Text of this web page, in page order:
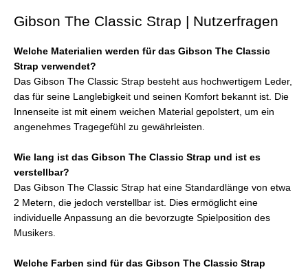
Gibson The Classic Strap | Nutzerfragen
Welche Materialien werden für das Gibson The Classic
Strap verwendet?
Das Gibson The Classic Strap besteht aus hochwertigem Leder,
das für seine Langlebigkeit und seinen Komfort bekannt ist. Die
Innenseite ist mit einem weichen Material gepolstert, um ein
angenehmes Tragegefühl zu gewährleisten.
Wie lang ist das Gibson The Classic Strap und ist es
verstellbar?
Das Gibson The Classic Strap hat eine Standardlänge von etwa
2 Metern, die jedoch verstellbar ist. Dies ermöglicht eine
individuelle Anpassung an die bevorzugte Spielposition des
Musikers.
Welche Farben sind für das Gibson The Classic Strap